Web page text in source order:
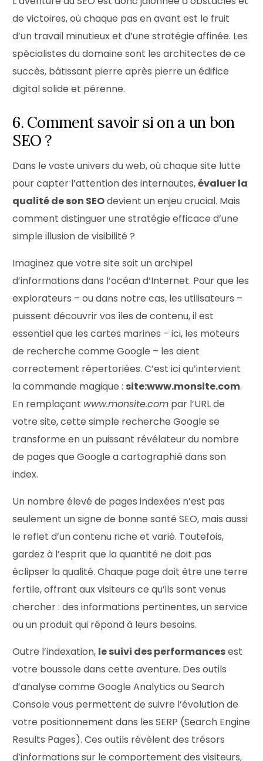
de victoires, où chaque pas en avant est le fruit
d’un travail minutieux et d’une stratégie affinée. Les
spécialistes du domaine sont les architectes de ce
succès, bâtissant pierre après pierre un édifice
digital solide et pérenne.
6. Comment savoir si on a un bon
SEO ?
Dans le vaste univers du web, où chaque site lutte
pour capter l’attention des internautes,évaluer la
qualité de son SEOdevient un enjeu crucial. Mais
comment distinguer une stratégie efficace d’une
simple illusion de visibilité ?
Imaginez que votre site soit un archipel
d’informations dans l’océan d’Internet. Pour que les
explorateurs – ou dans notre cas, les utilisateurs –
puissent découvrir vos îles de contenu, il est
essentiel que les cartes marines – ici, les moteurs
de recherche comme Google – les aient
correctement répertoriées. C’est ici qu’intervient
la commande magique : site:www.monsite.com.
En remplaçant www.monsite.com par l’URL de
votre site, cette simple recherche Google se
transforme en un puissant révélateur du nombre
de pages que Google a cartographié dans son
index.
Un nombre élevé de pages indexées n’est pas
seulement un signe de bonne santé SEO, mais aussi
le reflet d’un contenu riche et varié. Toutefois,
gardez à l’esprit que la quantité ne doit pas
éclipser la qualité. Chaque page doit être une terre
fertile, offrant aux visiteurs ce qu’ils sont venus
chercher : des informations pertinentes, un service
ou un produit qui répond à leurs besoins.
Outre l’indexation, le suivi des performancesest
votre boussole dans cette aventure. Des outils
d’analyse comme Google Analytics ou Search
Console vous permettent de suivre l’évolution de
votre positionnement dans les SERP (Search Engine
Results Pages). Ces outils révèlent des trésors
d’informations sur le comportement des visiteurs,